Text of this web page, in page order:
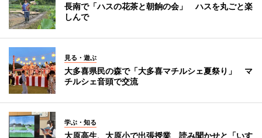
長南で「ハスの花茶と朝餉の会」 ハスを丸ごと楽
しんで
見る・遊ぶ
大多喜県民の森で「大多喜マチルシェ夏祭り」 マ
チルシェ音頭で交流
学ぶ・知る
大原高生、大原小で出張授業 読み聞かせと「いす